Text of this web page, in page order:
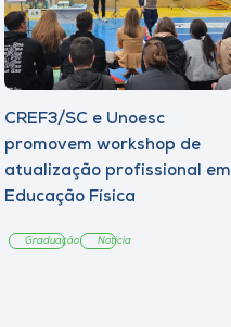
CREF3/SC e Unoesc
promovem workshop de
atualização profissional em
Educação Física
Graduação Notícia